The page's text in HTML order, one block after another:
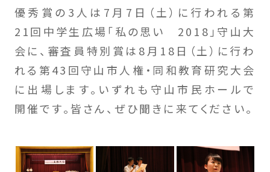
優秀賞の3人は7月7日（土）に行われる第
21回中学生広場「私の思い 2018」守山大
会に、審査員特別賞は8月18日（土）に行わ
れる第43回守山市人権・同和教育研究大会
に出場します。いずれも守山市民ホールで
開催です。皆さん、ぜひ聞きに来てください。